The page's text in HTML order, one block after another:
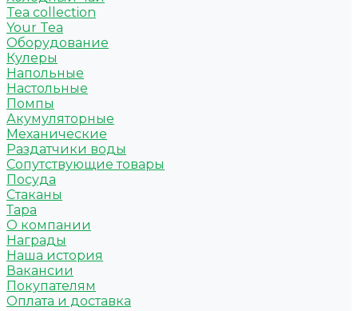
Tea collection
Your Tea
Оборудование
Кулеры
Напольные
Настольные
Помпы
Акумуляторные
Механические
Раздатчики воды
Сопутствующие товары
Посуда
Стаканы
Тара
О компании
Награды
Наша история
Вакансии
Покупателям
Оплата и доставка